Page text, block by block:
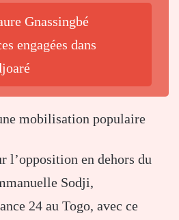
Gnassingbé
engagées dans
mobilisation populaire
l’opposition en dehors du
Sodji,
24 au Togo, avec ce